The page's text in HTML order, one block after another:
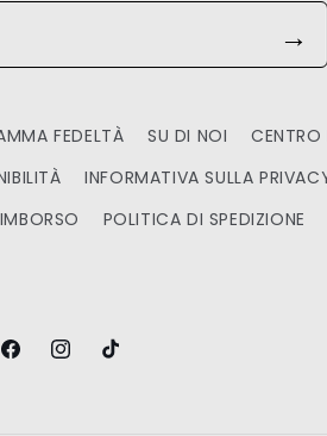
→
FEDELTÀ SU DI NOI
INFORMATIVA SULLA
POLITICA DI SPEDIZIONE
FacebookInstagramTikTok